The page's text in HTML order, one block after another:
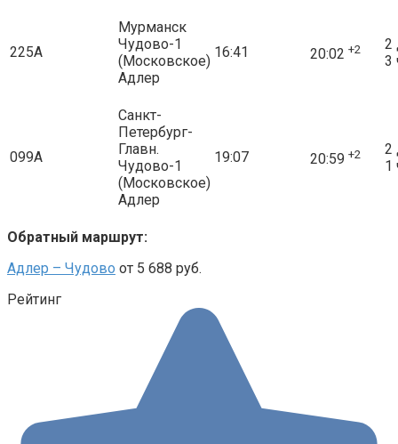
225А
Мурманск
Чудово-1
(Московское)
Адлер
16:41 20:02 +2
2
3
099А
Санкт-
Петербург-
Главн.
Чудово-1
(Московское)
Адлер
19:07 20:59 +2
2
1
Обратный маршрут:
Адлер – Чудово от 5 688 руб.
Рейтинг